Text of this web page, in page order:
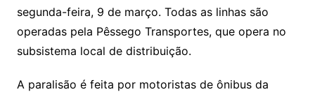
segunda-feira, 9 de março. Todas as linhas são
operadas pela Pêssego Transportes, que opera no
subsistema local de distribuição.
A paralisão é feita por motoristas de ônibus da